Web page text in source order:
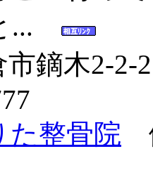
...
鏑木2-2-2
た整骨院